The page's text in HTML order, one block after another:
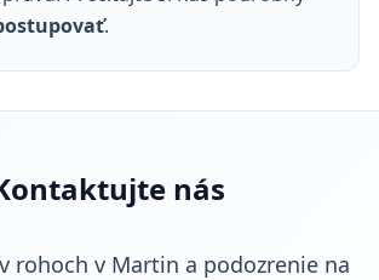
.
nás
rohoch v Martin a podozrenie na